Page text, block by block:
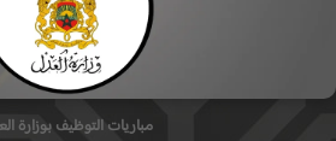
مباريات التوظيف بوزارة العدل